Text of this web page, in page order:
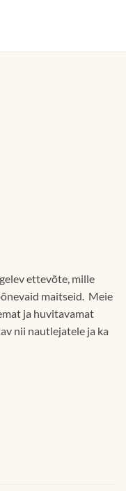
ettevõte, mille
maitseid. Meie
ja huvitavamat
nii nautlejatele ja ka